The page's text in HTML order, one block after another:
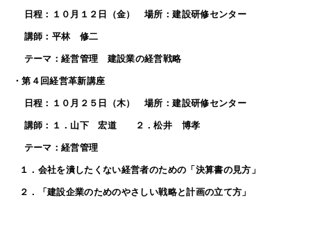
日程：１０月１２日（金） 場所：建設研修センター
講師：平林 修二
テーマ：経営管理 建設業の経営戦略
・第４回経営革新講座
日程：１０月２５日（木） 場所：建設研修センター
講師：１．山下 宏道 ２．松井 博孝
テーマ：経営管理
１．会社を潰したくない経営者のための「決算書の見方」
２．「建設企業のためのやさしい戦略と計画の立て方」